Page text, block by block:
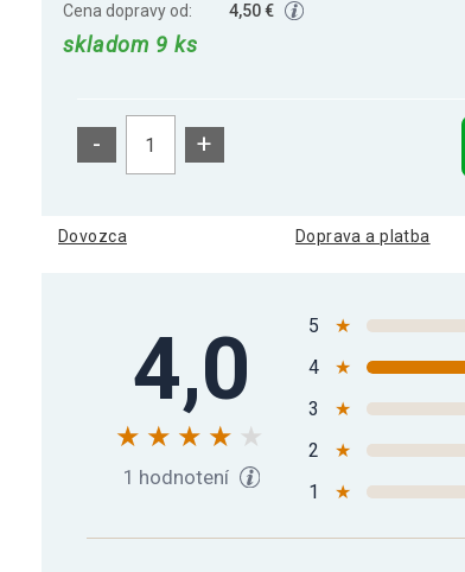
Cena dopravy od:
4,50 €
skladom 9 ks
- +
Dovozca Doprava a platba
4,0
1 hodnotení
5 ★
4
★
3
★
2
★
1
★